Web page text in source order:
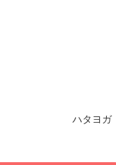
ハタヨガ